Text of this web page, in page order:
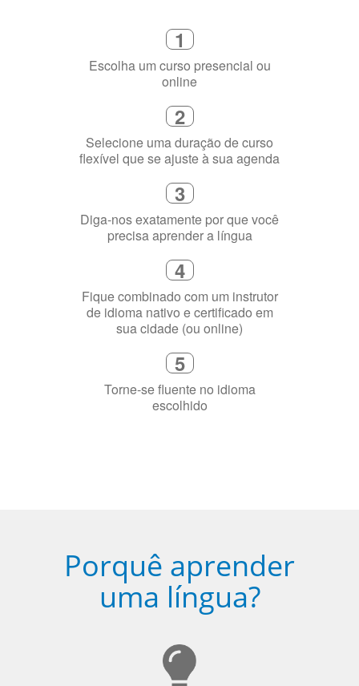
1
Escolha um curso presencial ou
online
2
Selecione uma duração de curso
flexível que se ajuste à sua agenda
3
Diga-nos exatamente por que você
precisa aprender a língua
4
Fique combinado com um instrutor
de idioma nativo e certificado em
sua cidade (ou online)
5
Torne-se fluente no idioma
escolhido
Porquê aprender
uma língua?